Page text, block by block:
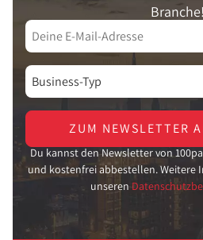
Branche!
ZUM NEWSLETTER
Du kannst den Newsletter von
und kostenfrei abbestellen. Weitere
unseren